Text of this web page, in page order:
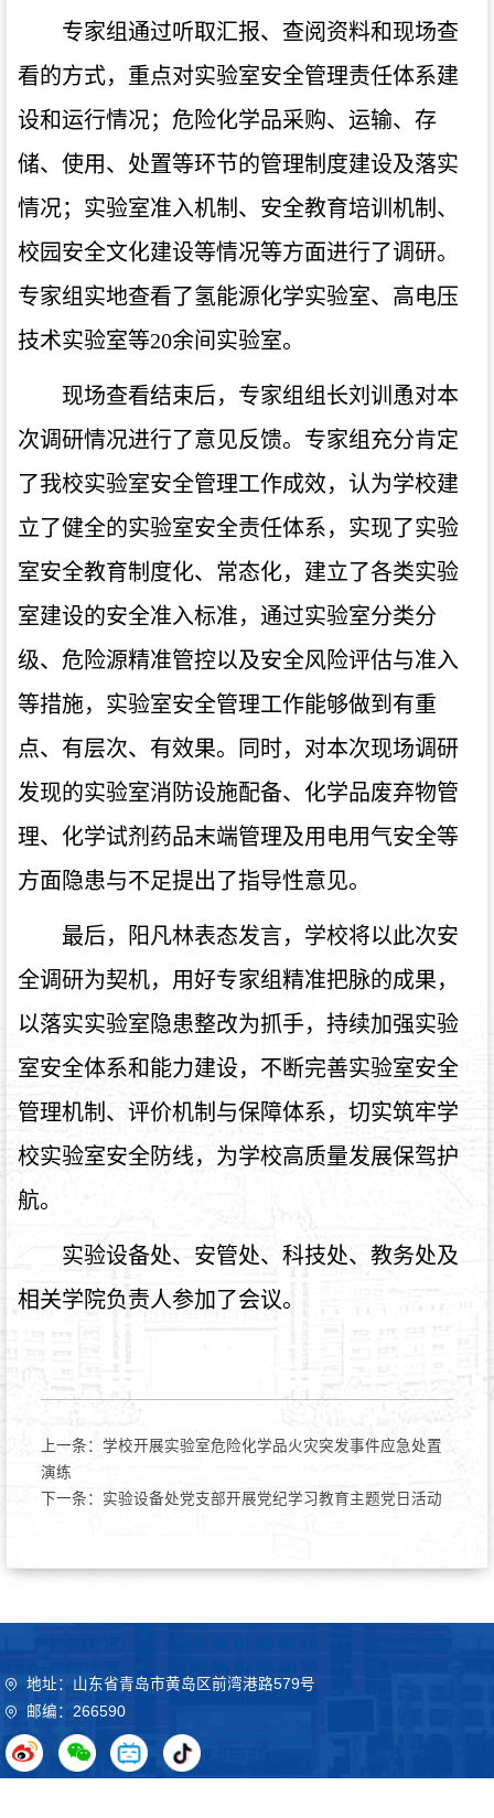
专家组通过听取汇报、查阅资料和现场查
看的方式，重点对实验室安全管理责任体系建
设和运行情况；危险化学品采购、运输、存
储、使用、处置等环节的管理制度建设及落实
情况；实验室准入机制、安全教育培训机制、
校园安全文化建设等情况等方面进行了调研。
专家组实地查看了氢能源化学实验室、高电压
技术实验室等20余间实验室。
现场查看结束后，专家组组长刘训恿对本
次调研情况进行了意见反馈。专家组充分肯定
了我校实验室安全管理工作成效，认为学校建
立了健全的实验室安全责任体系，实现了实验
室安全教育制度化、常态化，建立了各类实验
室建设的安全准入标准，通过实验室分类分
级、危险源精准管控以及安全风险评估与准入
等措施，实验室安全管理工作能够做到有重
点、有层次、有效果。同时，对本次现场调研
发现的实验室消防设施配备、化学品废弃物管
理、化学试剂药品末端管理及用电用气安全等
方面隐患与不足提出了指导性意见。
最后，阳凡林表态发言，学校将以此次安
全调研为契机，用好专家组精准把脉的成果，
以落实实验室隐患整改为抓手，持续加强实验
室安全体系和能力建设，不断完善实验室安全
管理机制、评价机制与保障体系，切实筑牢学
校实验室安全防线，为学校高质量发展保驾护
航。
实验设备处、安管处、科技处、教务处及
相关学院负责人参加了会议。
上一条： 学校开展实验室危险化学品火灾突发事件应急处置
演练
下一条： 实验设备处党支部开展党纪学习教育主题党日活动
地址：山东省青岛市黄岛区前湾港路579号
邮编：266590